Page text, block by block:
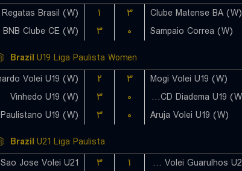
۱ ۳ Clube Matense BA (W)
BNB Clube CE (W)
۳ ۰ Sampaio Correa (W)
Brazil U19 Liga Paulista Women
۲ ۳ Mogi Volei U19 (W)
Vinhedo U19 (W)
۳ ۰ AD ABCD Diadema U19 (W)
Paulistano U19 (W)
۳ ۰ Aruja Volei U19 (W)
Brazil U21 Liga Paulista
Sao Jose Volei U21
۳ ۱ Vedacit Volei Guarulhos U21